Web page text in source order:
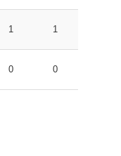
1 1
0 0